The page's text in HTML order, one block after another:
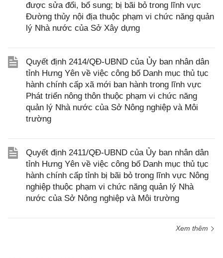
được sửa đổi, bổ sung; bị bãi bỏ trong lĩnh vực
Đường thủy nội địa thuộc phạm vi chức năng quản
lý Nhà nước của Sở Xây dựng
Quyết định 2414/QĐ-UBND của Ủy ban nhân dân
tỉnh Hưng Yên về việc công bố Danh mục thủ tục
hành chính cấp xã mới ban hành trong lĩnh vực
Phát triển nông thôn thuộc phạm vi chức năng
quản lý Nhà nước của Sở Nông nghiệp và Môi
trường
Quyết định 2411/QĐ-UBND của Ủy ban nhân dân
tỉnh Hưng Yên về việc công bố Danh mục thủ tục
hành chính cấp tỉnh bị bãi bỏ trong lĩnh vực Nông
nghiệp thuộc phạm vi chức năng quản lý Nhà
nước của Sở Nông nghiệp và Môi trường
Xem thêm